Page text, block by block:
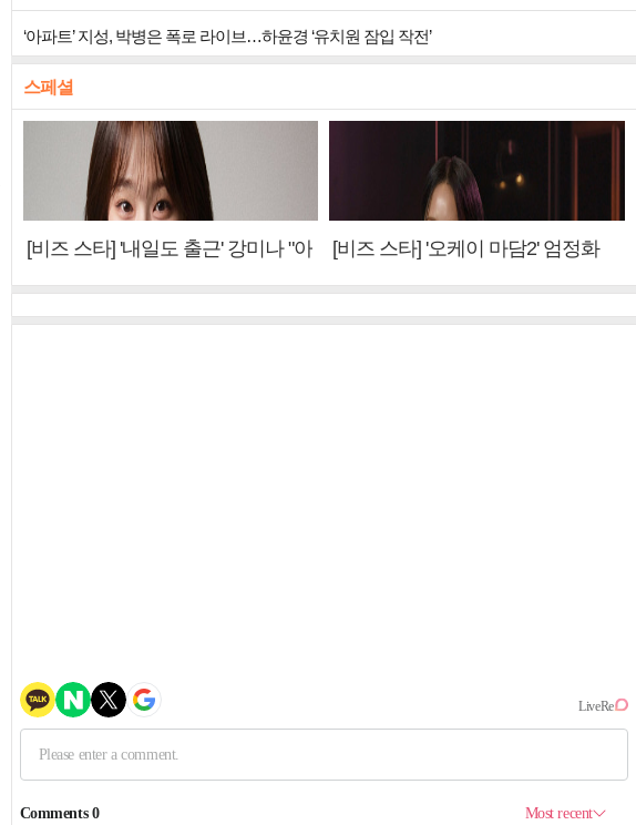
‘아파트’ 지성, 박병은 폭로 라이브…하윤경 ‘유치원 잠입 작전’
스페셜
[비즈 스타] '내일도 출근' 강미나 "아
[비즈 스타] '오케이 마담2' 엄정화